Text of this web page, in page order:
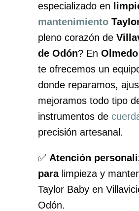
especializado en
mantenimiento
pleno corazón de
de Odón? En Olmedo
te ofrecemos un
donde reparamos,
mejoramos todo tipo
instrumentos de
precisión artesanal.
✅ Atención
paralimpieza y
Taylor Baby en
Odón.